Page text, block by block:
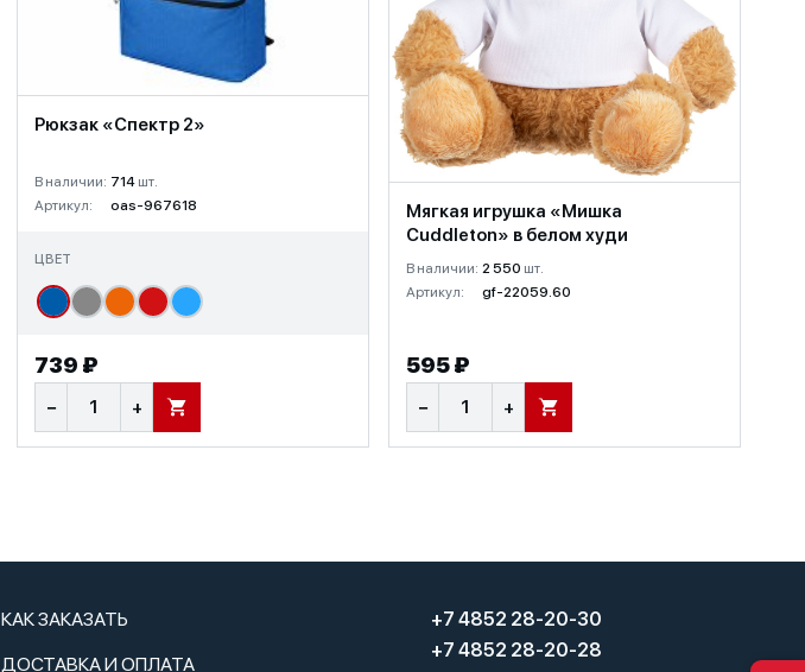
Рюкзак «Спектр 2»
В наличии: 714 шт.
Артикул:
oas-967618
ЦВЕТ
739 ₽
− + В КОРЗИНУ
Мягкая игрушка «Мишка
Cuddleton» в белом худи
В наличии: 2 550 шт.
Артикул:
gf-22059.60
595 ₽
− + В КОРЗИНУ
КАК ЗАКАЗАТЬ
ДОСТАВКА И ОПЛАТА
+7 4852 28-20-30
+7 4852 28-20-28